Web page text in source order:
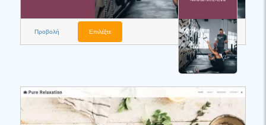
Προβολή Επιλέξτε